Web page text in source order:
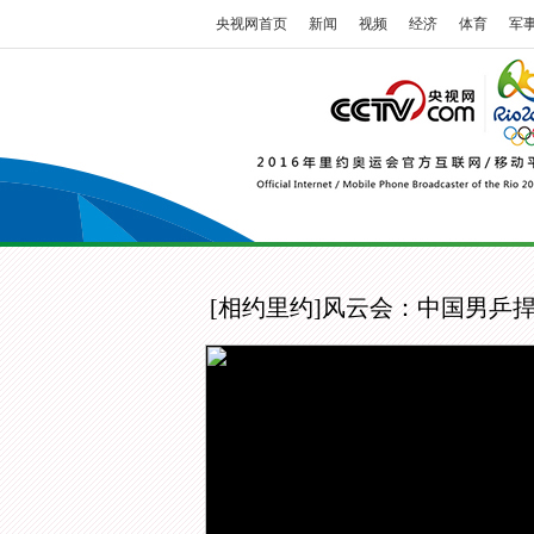
央视网首页 新闻 视频 经济 体育 军
[相约里约]风云会：中国男乒